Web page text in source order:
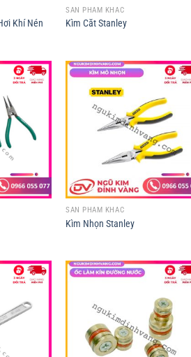
Khí Nén
SẢN PHẨM KHÁC
Kìm Căt Stanley
SẢN PHẨM KHÁC
Kìm Nhọn Stanley